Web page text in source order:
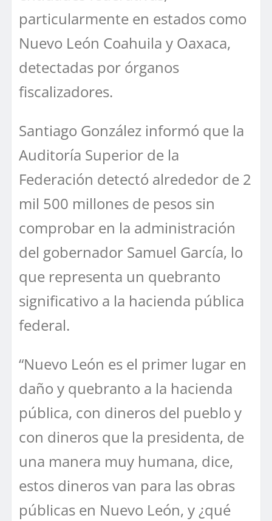
particularmente en estados como
Nuevo León Coahuila y Oaxaca,
detectadas por órganos
fiscalizadores.
Santiago González informó que la
Auditoría Superior de la
Federación detectó alrededor de 2
mil 500 millones de pesos sin
comprobar en la administración
del gobernador Samuel García, lo
que representa un quebranto
significativo a la hacienda pública
federal.
“Nuevo León es el primer lugar en
daño y quebranto a la hacienda
pública, con dineros del pueblo y
con dineros que la presidenta, de
una manera muy humana, dice,
estos dineros van para las obras
públicas en Nuevo León, y ¿qué